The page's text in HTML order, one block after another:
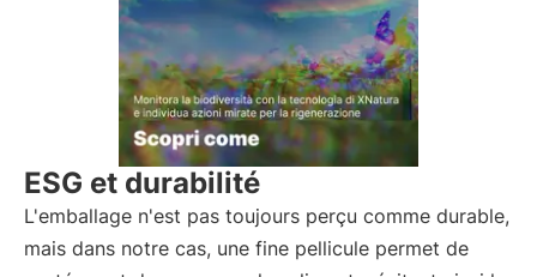
ESG et durabilité
L'emballage n'est pas toujours perçu comme durable,
mais dans notre cas, une fine pellicule permet de